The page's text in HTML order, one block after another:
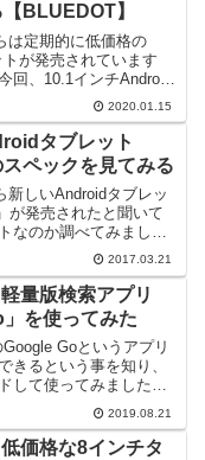
BLUEDOT】
は定期的に低価格の
が発売されています
回、10.1インチAndroid
1013W」が発表された
ブレットなのか調べて
ンチというの...
2020.01.15
タブレット
ペックを見てみる
新しいAndroidタブレッ
が発売されたと聞いて
なのか調べてみまし
イプBNT-71Wを持って
って感じた特徴は次の
・Wi-Fi専用（外出...
2017.03.21
量版検索アプリ
」を使ってみた
Goというアプリ
きるという事を知り、
して使ってみました。
はGoogle PlayのGoogle
ウンロードできます。
...
2019.08.21
価格な8インチタ